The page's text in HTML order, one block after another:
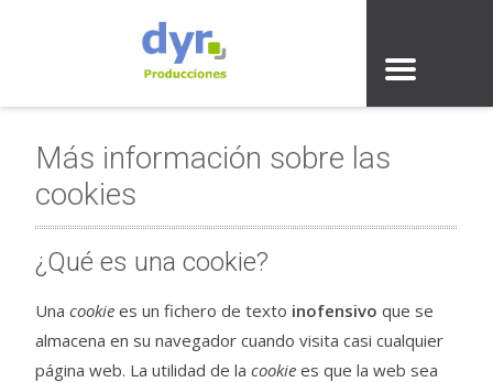
Más información sobre las
cookies
¿Qué es una cookie?
Unacookie es un fichero de texto inofensivo que se
almacena en su navegador cuando visita casi cualquier
página web. La utilidad de lacookie es que la web sea